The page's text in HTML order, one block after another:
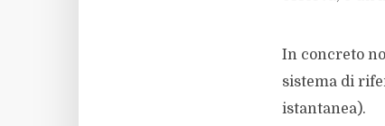
In concreto
sistema di
istantanea).